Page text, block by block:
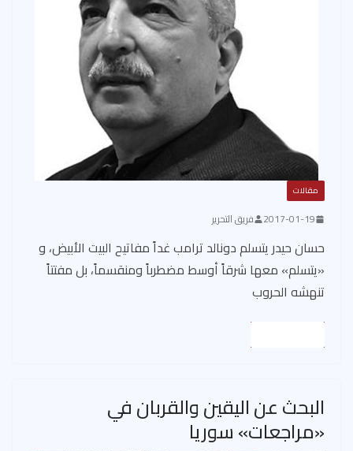
مقالات
2017-01-19 فريق التحرير
حسان حيدر يتسلم دونالد ترامب غداً مفاتيح البيت الأبيض، و
«يتسلم» معها شرقاً أوسط مضطرباً ومنقسماً، بل مفتتاً
تنهشه الحروب
البحث عن اليقين والقربان في
«مراجعات» سوريا